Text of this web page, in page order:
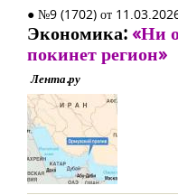
● №9 (1702) от
Экономика:«Ни
покинет регион»
Лента.ру